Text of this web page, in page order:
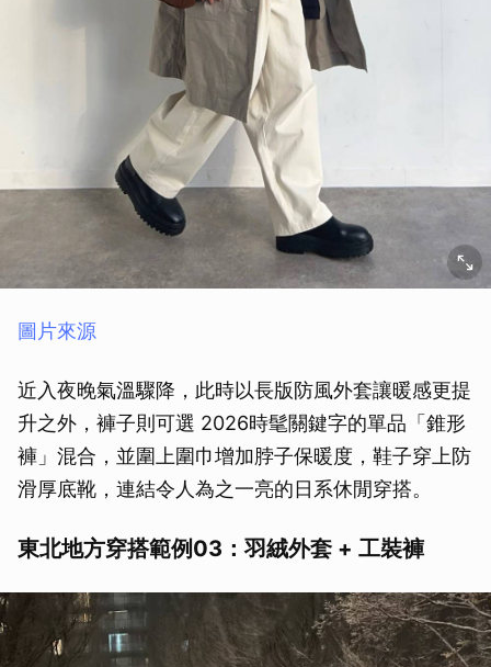
圖片來源
近入夜晚氣溫驟降，此時以長版防風外套讓暖感更提
升之外，褲子則可選 2026時髦關鍵字的單品「錐形
褲」混合，並圍上圍巾增加脖子保暖度，鞋子穿上防
滑厚底靴，連結令人為之一亮的日系休閒穿搭。
東北地方穿搭範例03：羽絨外套 + 工裝褲